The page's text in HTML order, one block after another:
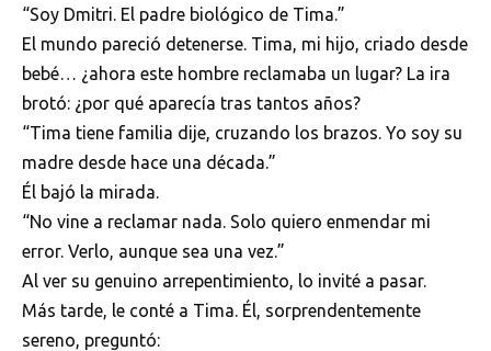
“Soy Dmitri. El padre biológico de Tima.”
El mundo pareció detenerse. Tima, mi hijo, criado desde
bebé… ¿ahora este hombre reclamaba un lugar? La ira
brotó: ¿por qué aparecía tras tantos años?
“Tima tiene familia dije, cruzando los brazos. Yo soy su
madre desde hace una década.”
Él bajó la mirada.
“No vine a reclamar nada. Solo quiero enmendar mi
error. Verlo, aunque sea una vez.”
Al ver su genuino arrepentimiento, lo invité a pasar.
Más tarde, le conté a Tima. Él, sorprendentemente
sereno, preguntó: